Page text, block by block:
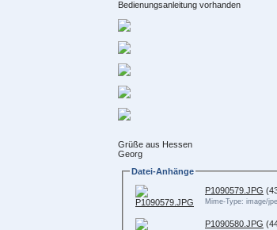
Bedienungsanleitung vorhanden
Grüße aus Hessen
Georg
Datei-Anhänge
P1090579.JPG
Mime-Type: image/
P1090580.JPG